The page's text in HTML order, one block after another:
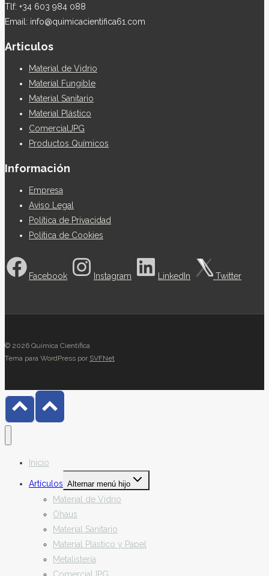
Tlf: +34 603 984 088
Email: info@quimicacientifica61.com
Articulos
Material de Vidrio
Material Fungible
Material Sanitario
Material Plástico
ComercialJPG
Productos Químicos
Información
Empresa
Aviso Legal
Política de Privacidad
Política de Cookies
Facebook Instagram LinkedIn Twitter
© 2026 Química Científica
Tema para WordPress por SVFNet
Inicio
Artículos Alternar menú hijo
Material de Vidrio
Ohaus
Material Sanitario
Material Plástico y Papel
Metalistería